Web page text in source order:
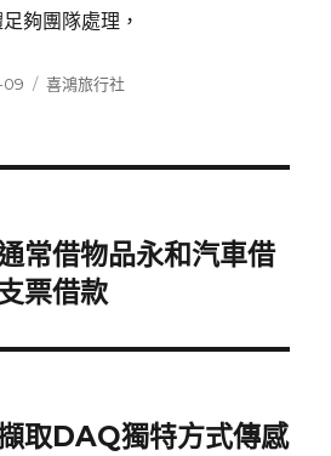
夠團隊處理，
09
分
喜鴻旅行社
常借物品永和汽車借
票借款
取DAQ獨特方式傳感